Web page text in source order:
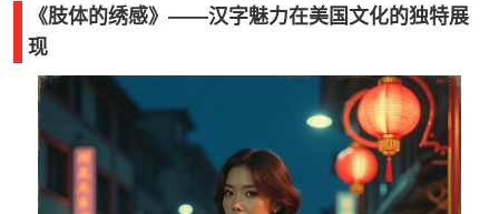
《肢体的绣感》——汉字魅力在美国文化的独特展
现